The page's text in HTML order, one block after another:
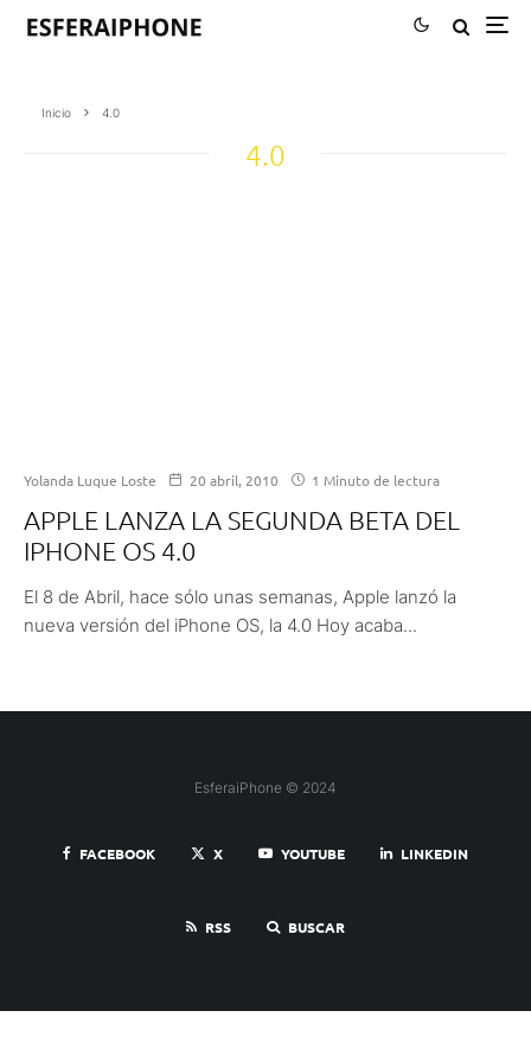
Inicio 4.0
4.0
Yolanda Luque Loste 20 abril, 2010 1 Minuto de lectura
APPLE LANZA LA SEGUNDA BETA DEL
IPHONE OS 4.0
El 8 de Abril, hace sólo unas semanas, Apple lanzó la
nueva versión del iPhone OS, la 4.0 Hoy acaba...
EsferaiPhone © 2024
FACEBOOK X YOUTUBE LINKEDIN
RSS BUSCAR